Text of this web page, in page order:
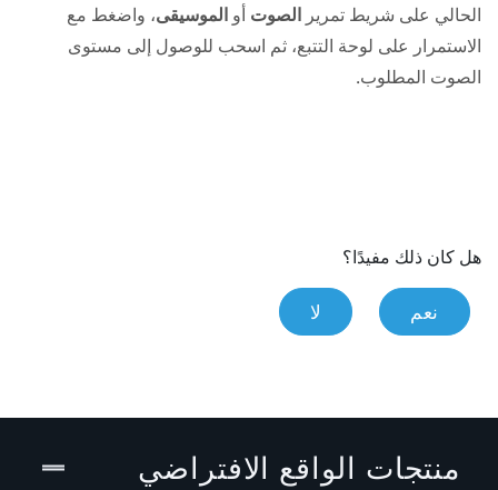
الحالي على شريط تمرير الصوت أو الموسيقى، واضغط مع
الاستمرار على لوحة التتبع، ثم اسحب للوصول إلى مستوى
الصوت المطلوب.
هل كان ذلك مفيدًا؟
نعم لا
منتجات الواقع الافتراضي